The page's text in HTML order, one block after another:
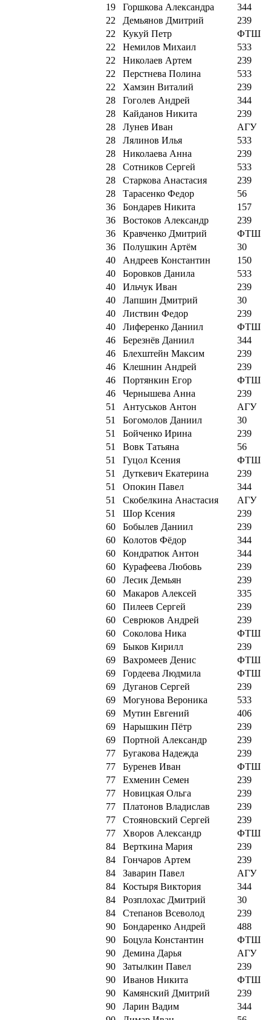
19
Горшкова Александра
344
22
Демьянов Дмитрий
239
22
Кукуй Петр
ФТШ
22
Немилов Михаил
533
22
Николаев Артем
239
22
Перстнева Полина
533
22
Хамзин Виталий
239
28
Гоголев Андрей
344
28
Кайданов Никита
239
28
Лунев Иван
АГУ
28
Лялинов Илья
533
28
Николаева Анна
239
28
Сотников Сергей
533
28
Старкова Анастасия
239
28
Тарасенко Федор
56
36
Бондарев Никита
157
36
Востоков Александр
239
36
Кравченко Дмитрий
ФТШ
36
Полушкин Артём
30
40
Андреев Константин
150
40
Боровков Данила
533
40
Ильчук Иван
239
40
Лапшин Дмитрий
30
40
Листвин Федор
239
40
Лиференко Даниил
ФТШ
46
Березнёв Даниил
344
46
Блехштейн Максим
239
46
Клешнин Андрей
239
46
Портянкин Егор
ФТШ
46
Чернышева Анна
239
51
Антуськов Антон
АГУ
51
Богомолов Даниил
30
51
Бойченко Ирина
239
51
Вовк Татьяна
56
51
Гуцол Ксения
ФТШ
51
Дуткевич Екатерина
239
51
Опокин Павел
344
51
Скобелкина Анастасия
АГУ
51
Шор Ксения
239
60
Бобылев Даниил
239
60
Колотов Фёдор
344
60
Кондратюк Антон
344
60
Курафеева Любовь
239
60
Лесик Демьян
239
60
Макаров Алексей
335
60
Пилеев Сергей
239
60
Севрюков Андрей
239
60
Соколова Ника
ФТШ
69
Быков Кирилл
239
69
Вахромеев Денис
ФТШ
69
Гордеева Людмила
ФТШ
69
Дуганов Сергей
239
69
Могунова Вероника
533
69
Мутин Евгений
406
69
Нарышкин Пётр
239
69
Портной Александр
239
77
Бугакова Надежда
239
77
Буренев Иван
ФТШ
77
Ехменин Семен
239
77
Новицкая Ольга
239
77
Платонов Владислав
239
77
Стояновский Сергей
239
77
Хворов Александр
ФТШ
84
Верткина Мария
239
84
Гончаров Артем
239
84
Заварин Павел
АГУ
84
Костыря Виктория
344
84
Розплохас Дмитрий
30
84
Степанов Всеволод
239
90
Бондаренко Андрей
488
90
Боцула Константин
ФТШ
90
Демина Дарья
АГУ
90
Затылкин Павел
239
90
Иванов Никита
ФТШ
90
Камянский Дмитрий
239
90
Ларин Вадим
344